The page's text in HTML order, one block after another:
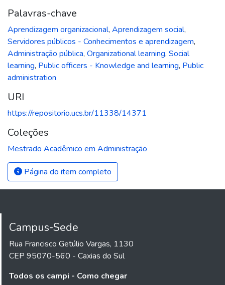
Palavras-chave
Aprendizagem organizacional, Aprendizagem social,
Servidores públicos - Conhecimentos e aprendizagem,
Administração pública, Organizational learning, Social
learning, Public officers - Knowledge and learning, Public
administration
URI
https://repositorio.ucs.br/11338/14371
Coleções
Mestrado Acadêmico em Administração
Página do item completo
Campus-Sede
Rua Francisco Getúlio Vargas, 1130
CEP 95070-560 - Caxias do Sul
Todos os campi - Como chegar